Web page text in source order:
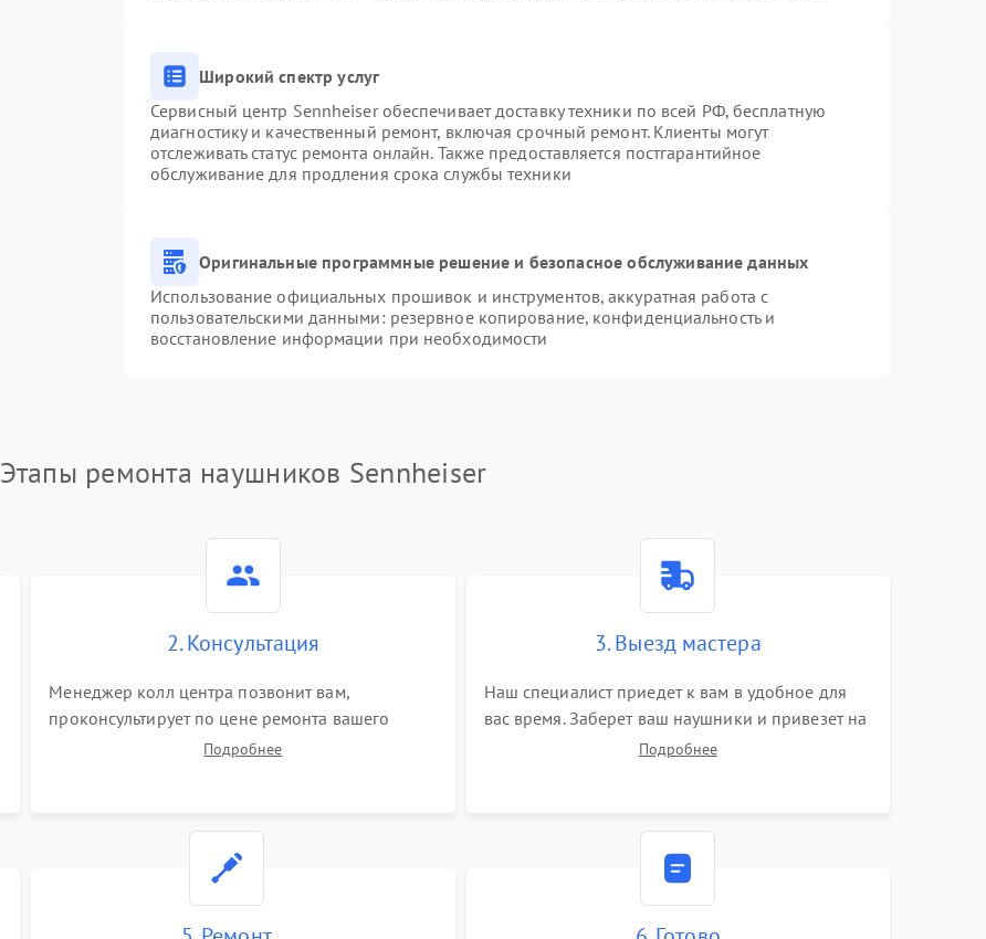
Широкий спектр услуг
Сервисный центр Sennheiser обеспечивает доставку техники по всей РФ, бесплатную
диагностику и качественный ремонт, включая срочный ремонт. Клиенты могут
отслеживать статус ремонта онлайн. Также предоставляется постгарантийное
обслуживание для продления срока службы техники
Оригинальные программные решение и безопасное обслуживание данных
Использование официальных прошивок и инструментов, аккуратная работа с
пользовательскими данными: резервное копирование, конфиденциальность и
восстановление информации при необходимости
Этапы ремонта наушников Sennheiser
2. Консультация
Менеджер колл центра позвонит вам,
проконсультирует по цене ремонта вашего
наушников а также ответит на все ваши
Подробнее
3. Выезд мастера
Наш специалист приедет к вам в удобное для
вас время. Заберет ваш наушники и привезет на
склад для диагностики.Подробнее